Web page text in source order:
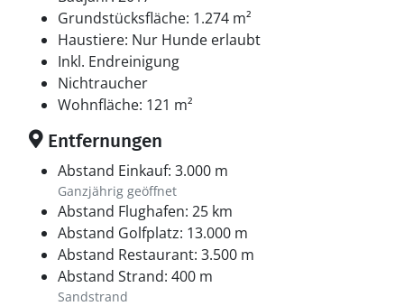
sich Schloss Sostrup, das eine interessante Historie
und ein abwechslungsreiches Aktivitätsprogramm
bietet. Nach rund 15 Kilometern erreichen Sie die
Hafenstadt Grenaa mit beschaulichen
Fußgängerzonen und vielen Cafés. Im beliebten
Kattegatcentret können Sie mit Haien und Pinguinen
auf Tuchfühlung gehen. Vom Hafen legen täglich die
Fähren zur Insel Anholt und nach Schweden ab. Rund
eine Stunde Fahrzeit trennt Sie von der malerischen
Handelsstadt Ebeltoft, vom faszinierenden
Nationalpark Mols Bjerge und den
familienfreundlichen Touristenattraktionen Djurs
Sommerland, Ree Park und Skandinavisk Dyrepark.
Grundstücksfläche: 1.274 m²
Haustiere: Nur Hunde erlaubt
Inkl. Endreinigung
Nichtraucher
Wohnfläche: 121 m²
Entfernungen
Abstand Einkauf: 3.000 m
Ganzjährig geöffnet
Abstand Flughafen: 25 km
Abstand Golfplatz: 13.000 m
Abstand Restaurant: 3.500 m
Abstand Strand: 400 m
Sandstrand